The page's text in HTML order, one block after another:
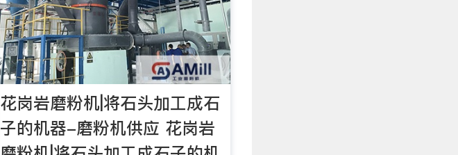
花岗岩磨粉机|将石头加工成石
子的机器-磨粉机供应 花岗岩